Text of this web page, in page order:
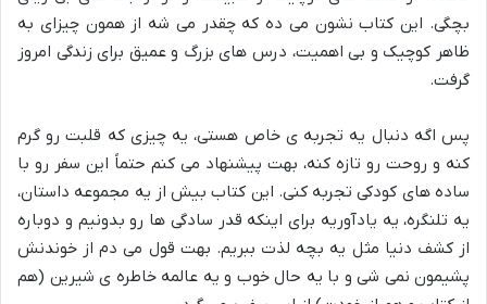
بچگی. این کتاب نشون می ده که چقدر می شه از همون چیزای به
ظاهر کوچیک و بی اهمیت، درس های بزرگ و عمیق برای زندگی امروز
گرفت.
پس اگه دنبال یه تجربه ی خاص هستی، یه چیزی که قلبت رو گرم
کنه و روحت رو تازه کنه، بهت پیشنهاد می کنم حتماً این سفر رو با
ساده های کودکی تجربه کنی. این کتاب بیش از یه مجموعه داستان،
یه تلنگره، یه یادآوریه برای اینکه قدر سادگی ها رو بدونیم و دوباره
از کشف دنیا مثل یه بچه لذت ببریم. بهت قول می دم از خوندنش
پشیمون نمی شی و با یه حال خوب و یه عالمه خاطره ی شیرین (هم